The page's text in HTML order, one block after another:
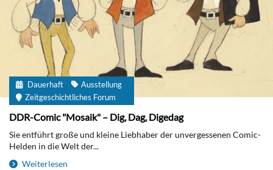
Dauerhaft
Ausstellung
Zeitgeschichtliches Forum
DDR-Comic "Mosaik" – Dig, Dag, Digedag
Sie entführt große und kleine Liebhaber der unvergessenen Comic-
Helden in die Welt der...
Weiterlesen